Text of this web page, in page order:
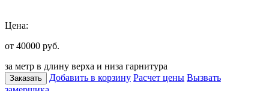
Цена:
от 40000 руб.
за метр в длину верха и низа гарнитура
Заказать Добавить в корзину Расчет цены Вызвать